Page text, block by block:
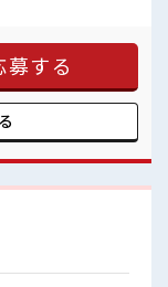
せやすい♪
≫ 新しいことにチャ
環境が整っていま
していきましょ
厚生が整った派遣の
ロッカー付き職場♪
募する